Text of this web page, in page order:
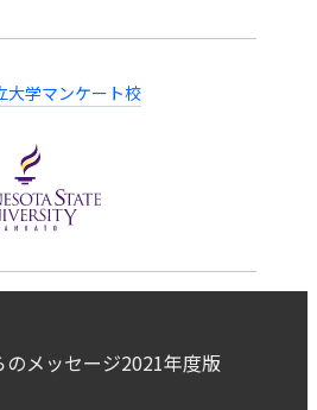
大学マンケート校
のメッセージ2021年度版